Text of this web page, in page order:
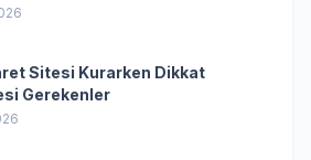
Yazılımın Güçlü Rolü)
Sitesi Kurarken Dikkat
Gerekenler